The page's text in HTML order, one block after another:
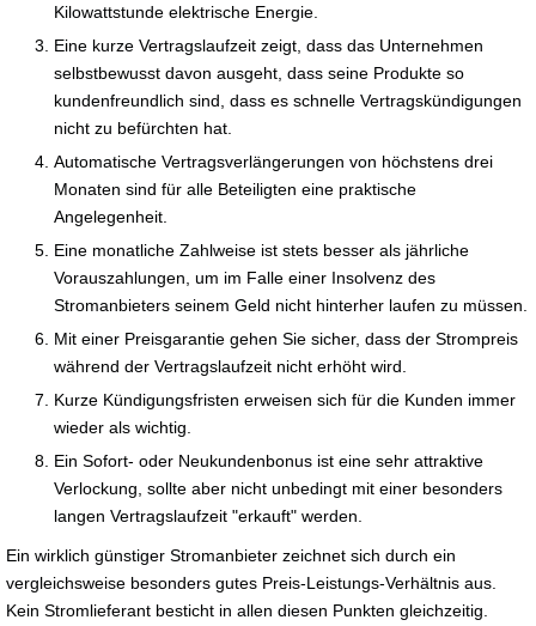
Kilowattstunde elektrische Energie.
Eine kurze Vertragslaufzeit zeigt, dass das Unternehmen
selbstbewusst davon ausgeht, dass seine Produkte so
kundenfreundlich sind, dass es schnelle Vertragskündigungen
nicht zu befürchten hat.
Automatische Vertragsverlängerungen von höchstens drei
Monaten sind für alle Beteiligten eine praktische
Angelegenheit.
Eine monatliche Zahlweise ist stets besser als jährliche
Vorauszahlungen, um im Falle einer Insolvenz des
Stromanbieters seinem Geld nicht hinterher laufen zu müssen.
Mit einer Preisgarantie gehen Sie sicher, dass der Strompreis
während der Vertragslaufzeit nicht erhöht wird.
Kurze Kündigungsfristen erweisen sich für die Kunden immer
wieder als wichtig.
Ein Sofort- oder Neukundenbonus ist eine sehr attraktive
Verlockung, sollte aber nicht unbedingt mit einer besonders
langen Vertragslaufzeit "erkauft" werden.
Ein wirklich günstiger Stromanbieter zeichnet sich durch ein
vergleichsweise besonders gutes Preis-Leistungs-Verhältnis aus.
Kein Stromlieferant besticht in allen diesen Punkten gleichzeitig.